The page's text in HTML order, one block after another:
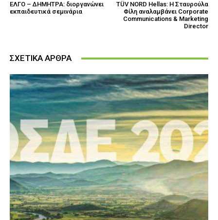
ΕΛΓΟ – ΔΗΜΗΤΡΑ: διοργανώνει
εκπαιδευτικά σεμινάρια
TÜV NORD Hellas: Η Σταυρούλα
Φίλη αναλαμβάνει Corporate
Communications & Marketing
Director
ΣΧΕΤΙΚΑ ΑΡΘΡΑ